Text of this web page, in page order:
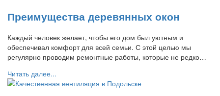
Преимущества деревянных окон
Каждый человек желает, чтобы его дом был уютным и
обеспечивал комфорт для всей семьи. С этой целью мы
регулярно проводим ремонтные работы, которые не редко…
Читать далее...